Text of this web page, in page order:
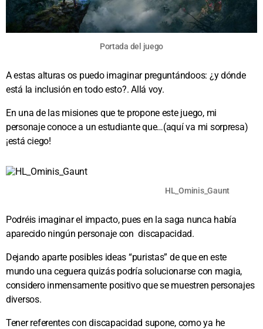
Portada del juego
A estas alturas os puedo imaginar preguntándoos: ¿y dónde
está la inclusión en todo esto?. Allá voy.
En una de las misiones que te propone este juego, mi
personaje conoce a un estudiante que…(aquí va mi sorpresa)
¡está ciego!
HL_Ominis_Gaunt
Podréis imaginar el impacto, pues en la saga nunca había
aparecido ningún personaje con discapacidad.
Dejando aparte posibles ideas “puristas” de que en este
mundo una ceguera quizás podría solucionarse con magia,
considero inmensamente positivo que se muestren personajes
diversos.
Tener referentes con discapacidad supone, como ya he